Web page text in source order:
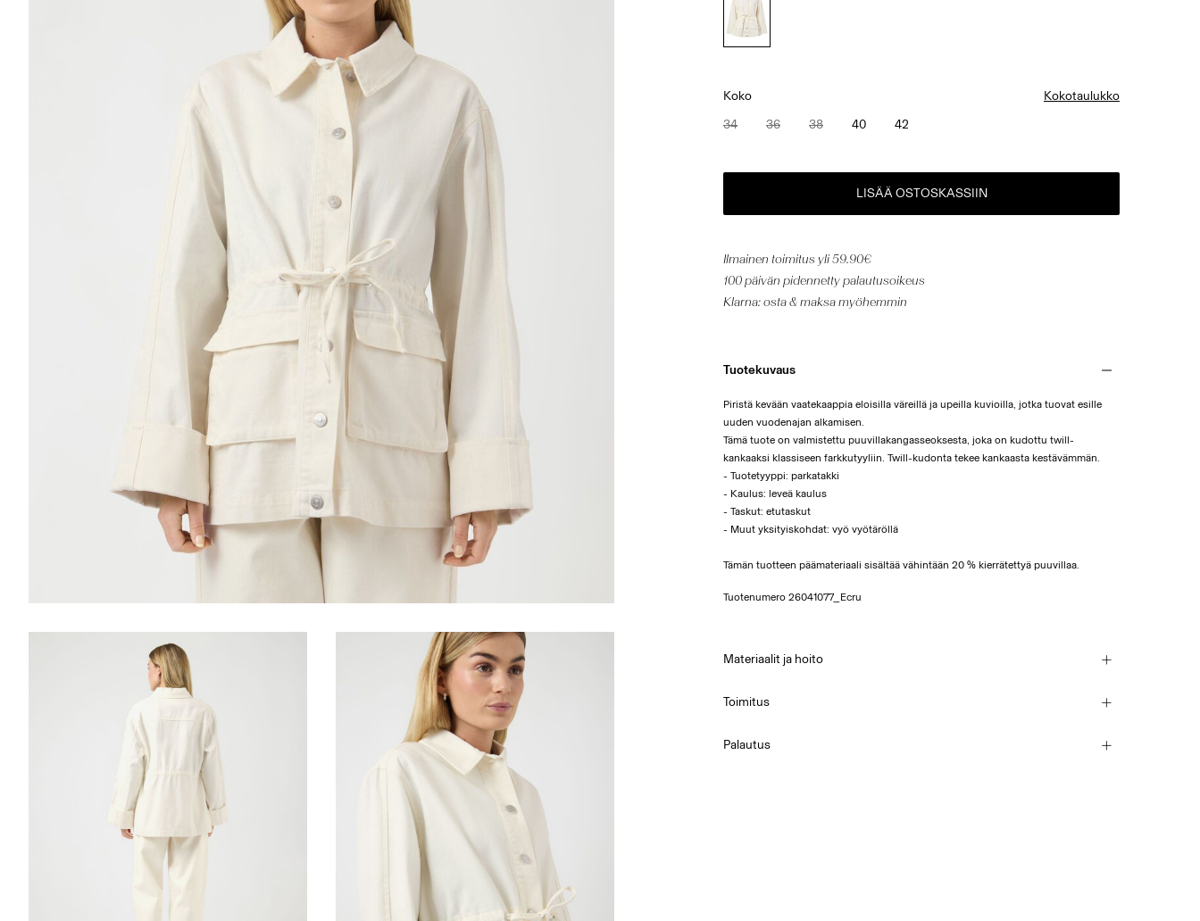
Koko
Kokotaulukko
34
36 38 40 42
LISÄÄ OSTOSKASSIIN
Ilmainen toimitus yli 59.90€
100 päivän pidennetty palautusoikeus
Klarna: osta & maksa myöhemmin
Tuotekuvaus
Piristä kevään vaatekaappia eloisilla väreillä ja upeilla kuvioilla, jotka tuovat esille
uuden vuodenajan alkamisen.
Tämä tuote on valmistettu puuvillakangasseoksesta, joka on kudottu twill-
kankaaksi klassiseen farkkutyyliin. Twill-kudonta tekee kankaasta kestävämmän.
- Tuotetyyppi: parkatakki
- Kaulus: leveä kaulus
- Taskut: etutaskut
- Muut yksityiskohdat: vyö vyötäröllä
Tämän tuotteen päämateriaali sisältää vähintään 20 % kierrätettyä puuvillaa.
Tuotenumero 26041077_Ecru
Materiaalit ja hoito
Toimitus
Palautus